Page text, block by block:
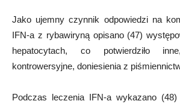
Jako ujemny czynnik odpowiedzi na
IFN-a z rybawiryną opisano (47)
hepatocytach, co potwierdziło
kontrowersyjne, doniesienia z
Podczas leczenia IFN-a wykazano